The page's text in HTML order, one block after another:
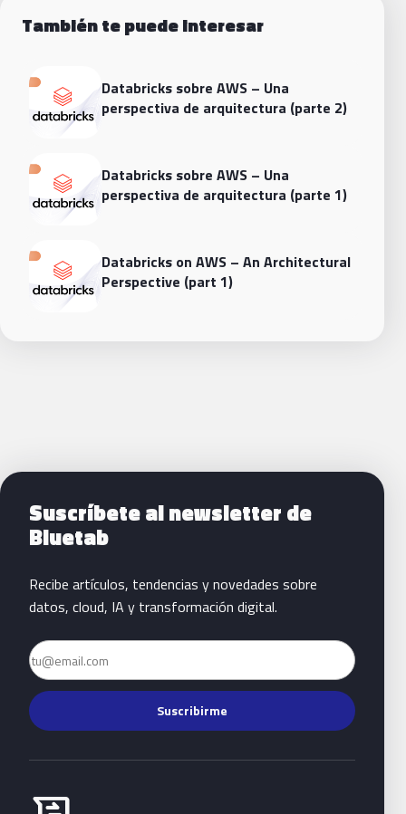
También te puede interesar
Databricks sobre AWS – Una
perspectiva de arquitectura (parte 2)
Databricks sobre AWS – Una
perspectiva de arquitectura (parte 1)
Databricks on AWS – An Architectural
Perspective (part 1)
Siguientes pasos con Bluetab
Suscríbete al newsletter de
Bluetab
Recibe artículos, tendencias y novedades sobre
datos, cloud, IA y transformación digital.
Email
Suscribirme
Habla con Bluetab